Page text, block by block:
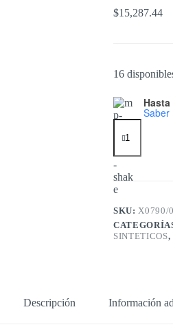
$15,287.44
16
Saber
CORROLES
CONV.OXIDO
X1/2LTS
cantidad
SKU: X0790/
SINTETICOS,
Descripción Información